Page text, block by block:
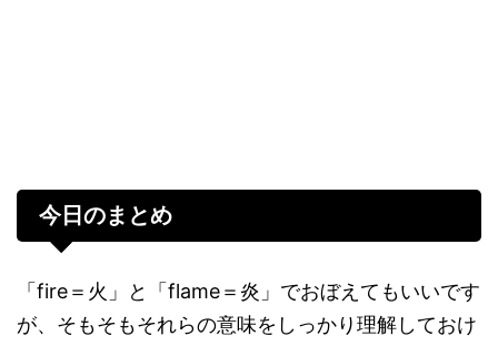
今日のまとめ
「fire＝火」と「flame＝炎」でおぼえてもいいです
が、そもそもそれらの意味をしっかり理解しておけ